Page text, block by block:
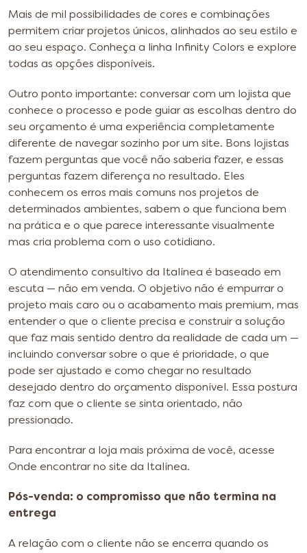
Mais de mil possibilidades de cores e combinações
permitem criar projetos únicos, alinhados ao seu estilo e
ao seu espaço. Conheça a linha Infinity Colors e explore
todas as opções disponíveis.
Outro ponto importante: conversar com um lojista que
conhece o processo e pode guiar as escolhas dentro do
seu orçamento é uma experiência completamente
diferente de navegar sozinho por um site. Bons lojistas
fazem perguntas que você não saberia fazer, e essas
perguntas fazem diferença no resultado. Eles
conhecem os erros mais comuns nos projetos de
determinados ambientes, sabem o que funciona bem
na prática e o que parece interessante visualmente
mas cria problema com o uso cotidiano.
O atendimento consultivo da Italínea é baseado em
escuta — não em venda. O objetivo não é empurrar o
projeto mais caro ou o acabamento mais premium, mas
entender o que o cliente precisa e construir a solução
que faz mais sentido dentro da realidade de cada um —
incluindo conversar sobre o que é prioridade, o que
pode ser ajustado e como chegar no resultado
desejado dentro do orçamento disponível. Essa postura
faz com que o cliente se sinta orientado, não
pressionado.
Para encontrar a loja mais próxima de você, acesse
Onde encontrar no site da Italínea.
Pós-venda: o compromisso que não termina na
entrega
A relação com o cliente não se encerra quando os